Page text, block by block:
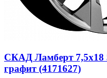
СКАД Ламберт 7,5x18
графит (4171627)